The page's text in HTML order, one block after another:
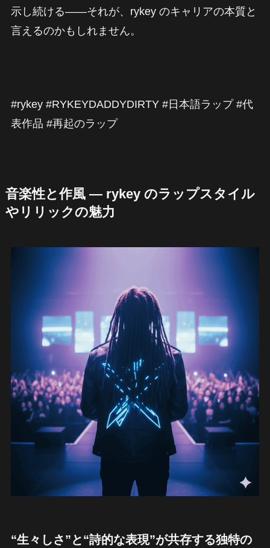
示し続ける——それが、rykey のキャリアの本質と
言えるのかもしれません。
#rykey #RYKEYDADDYDIRTY #日本語ラップ #代
表作品 #再起のラップ
音楽性と作風 — rykey のラップスタイル
やリリックの魅力
“生々しさ”と“詩的な表現”が共存する独特の